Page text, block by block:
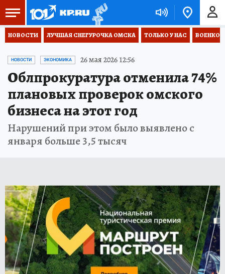
НОВОСТИ ЛУЧШАЯ СНЕГУРОЧКА ОМСКА ТОЛЬКО У НАС
НОВОСТИ ЭКОНОМИКА 26 мая 2026 12:56
Облпрокуратура отменила 74%
плановых проверок омского
бизнеса на этот год
Нарушений при этом было выявлено с
января больше 3,5 тысяч